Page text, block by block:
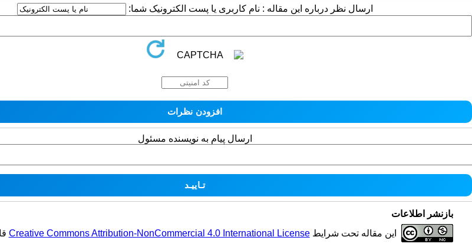
ارسال نظر درباره این مقاله : نام کاربری یا پست الکترونیک شما:
ارسال پیام به نویسنده مسئول
بازنشر اطلاعات
این مقاله تحت شرایطCreative Commons Attribution-NonCommercial 4.0 International License